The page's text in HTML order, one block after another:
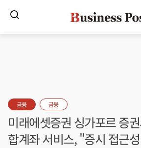
금융 금융
미래에셋증권 싱가포르 증
합계좌 서비스, "증시 접근